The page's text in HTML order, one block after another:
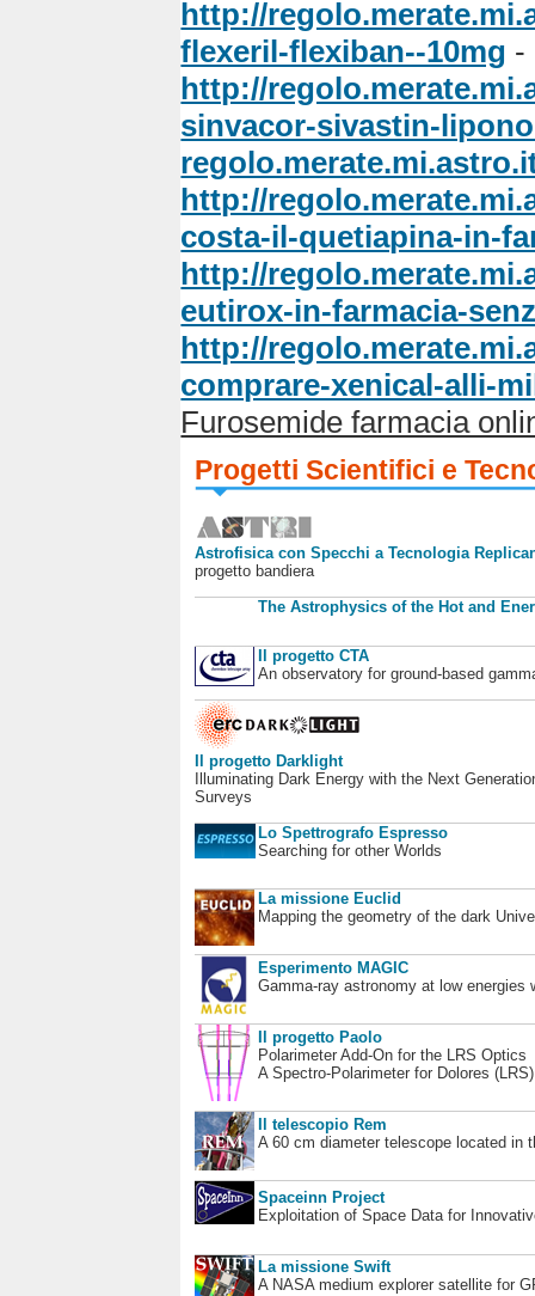
http://
flexeril-flexiban--10mg -
http://
sinvacor-sivastin-
http://
costa-il-quetiapina-in-
http://
eutirox-in-farmacia-
http://
comprare-xenical-alli-
Furosemide farmacia
Progetti Scientifici e
Astrofisica con Specchi a Tecnologia
progetto bandiera
The Astrophysics of the Hot and
Il progetto CTA
An observatory for ground-based
Il progetto Darklight
Illuminating Dark Energy with the Next
Surveys
Lo Spettrografo Espresso
Searching for other Worlds
La missione Euclid
Mapping the geometry of the dark
Esperimento MAGIC
Gamma-ray astronomy at low energies
Il progetto Paolo
Polarimeter Add-On for the LRS Optics
A Spectro-Polarimeter for Dolores
Il telescopio Rem
A 60 cm diameter telescope located in
Spaceinn Project
Exploitation of Space Data for
La missione Swift
A NASA medium explorer satellite for